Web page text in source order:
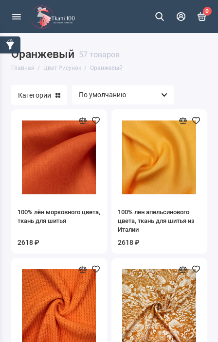
0
Оранжевый 57 товаров
Главная Цвет Рисунок Оранжевый
Без принта
Анималистические
Геометрия
Гусиная лапка
Детские
Клетка
Косы
Круги
Купон/кайма
Категории
100% лён морковного цвета,
ткань для шитья
2618 ₽
100% лен апельсинового
цвета, ткань для шитья из
Италии
2618 ₽